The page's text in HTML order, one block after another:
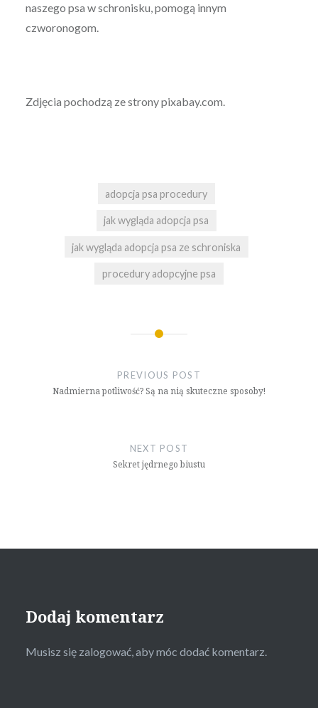
naszego psa w schronisku, pomogą innym
czworonogom.
Zdjęcia pochodzą ze strony pixabay.com.
adopcja psa procedury
jak wygląda adopcja psa
jak wygląda adopcja psa ze schroniska
procedury adopcyjne psa
PREVIOUS POST
Nadmierna potliwość? Są na nią skuteczne sposoby!
NEXT POST
Sekret jędrnego biustu
Dodaj komentarz
Musisz się zalogować, aby móc dodać komentarz.